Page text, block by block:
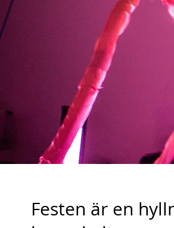
Festen är en